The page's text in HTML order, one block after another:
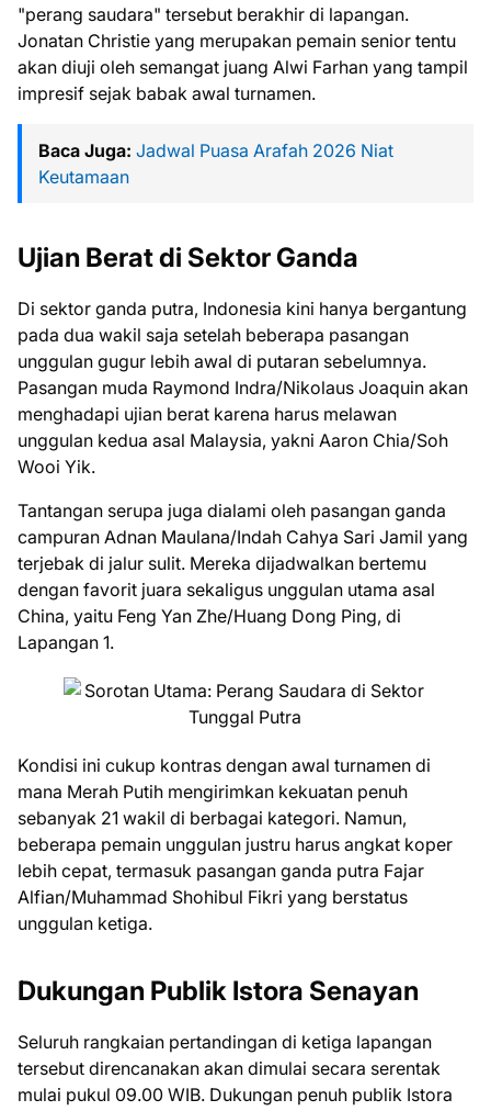
"perang saudara" tersebut berakhir di lapangan.
Jonatan Christie yang merupakan pemain senior tentu
akan diuji oleh semangat juang Alwi Farhan yang tampil
impresif sejak babak awal turnamen.
Baca Juga: Jadwal Puasa Arafah 2026 Niat
Keutamaan
Ujian Berat di Sektor Ganda
Di sektor ganda putra, Indonesia kini hanya bergantung
pada dua wakil saja setelah beberapa pasangan
unggulan gugur lebih awal di putaran sebelumnya.
Pasangan muda Raymond Indra/Nikolaus Joaquin akan
menghadapi ujian berat karena harus melawan
unggulan kedua asal Malaysia, yakni Aaron Chia/Soh
Wooi Yik.
Tantangan serupa juga dialami oleh pasangan ganda
campuran Adnan Maulana/Indah Cahya Sari Jamil yang
terjebak di jalur sulit. Mereka dijadwalkan bertemu
dengan favorit juara sekaligus unggulan utama asal
China, yaitu Feng Yan Zhe/Huang Dong Ping, di
Lapangan 1.
Kondisi ini cukup kontras dengan awal turnamen di
mana Merah Putih mengirimkan kekuatan penuh
sebanyak 21 wakil di berbagai kategori. Namun,
beberapa pemain unggulan justru harus angkat koper
lebih cepat, termasuk pasangan ganda putra Fajar
Alfian/Muhammad Shohibul Fikri yang berstatus
unggulan ketiga.
Dukungan Publik Istora Senayan
Seluruh rangkaian pertandingan di ketiga lapangan
tersebut direncanakan akan dimulai secara serentak
mulai pukul 09.00 WIB. Dukungan penuh publik Istora